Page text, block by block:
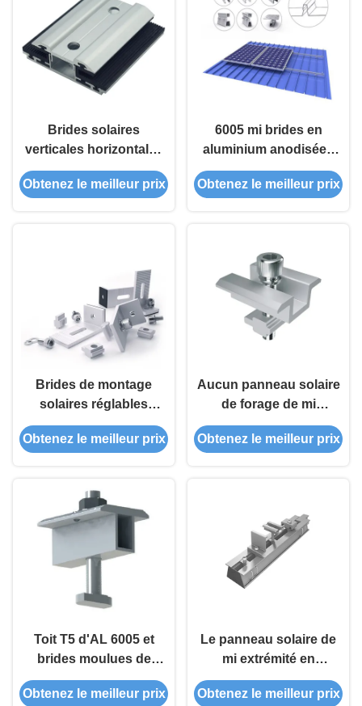
Brides solaires
verticales horizontales
anodisées de module
Obtenez le meilleur prix
6005 mi brides en
aluminium anodisées
encadrées de panneau
solaire
Obtenez le meilleur prix
Brides de montage
solaires réglables
Frameless de
anodisation pour des
Obtenez le meilleur prix
Aucun panneau solaire
de forage de mi
extrémité en aluminium
Frameless ne maintient
Obtenez le meilleur prix
Toit T5 d'AL 6005 et
brides moulues de
panneau solaire pour
des structures de
Obtenez le meilleur prix
Le panneau solaire de
mi extrémité en
aluminium maintient
monter des kits pour le
Obtenez le meilleur prix